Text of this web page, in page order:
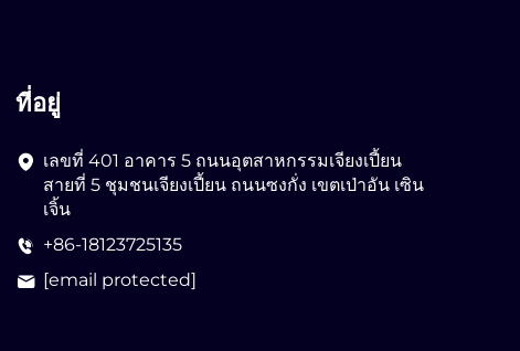
ที่อยู่
เลขที่ 401 อาคาร 5 ถนนอุตสาหกรรมเจียงเปี้ยน
สายที่ 5 ชุมชนเจียงเปี้ยน ถนนซงกั่ง เขตเป่าอัน เซิน
เจิ้น
+86-18123725135
[email protected]